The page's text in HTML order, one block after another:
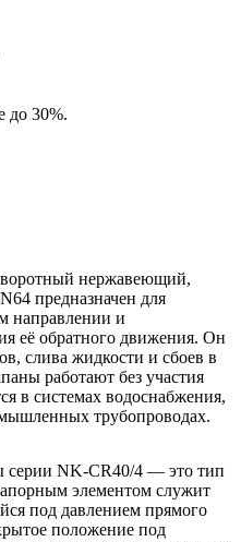
до 30%.
NK-CR40/4 — это тип
элементом служит
под давлением прямого
положение под
нержавеющий,
предназначен для
направлении и
её обратного движения. Он
слива жидкости и сбоев в
работают без участия
в системах водоснабжения,
трубопроводах.